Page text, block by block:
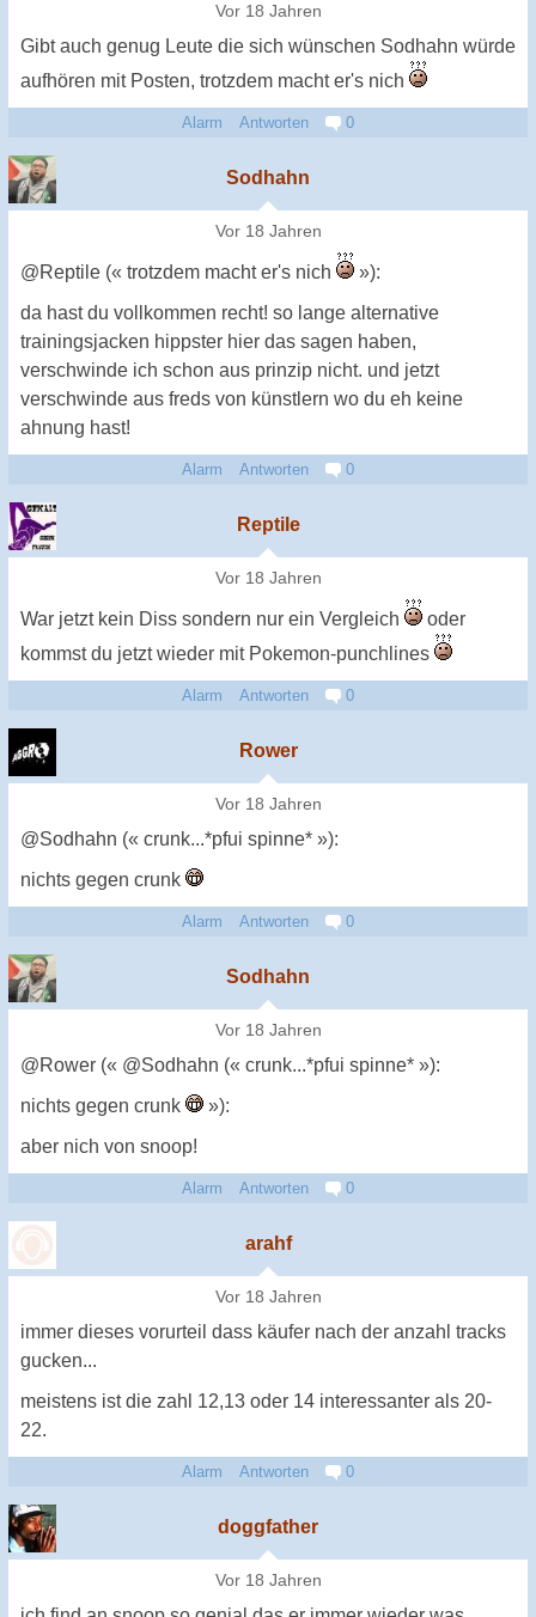
Vor 18 Jahren
Gibt auch genug Leute die sich wünschen Sodhahn würde
aufhören mit Posten, trotzdem macht er's nich
Alarm Antworten 0
Sodhahn
Vor 18 Jahren
@Reptile (« trotzdem macht er's nich
»):
da hast du vollkommen recht! so lange alternative
trainingsjacken hippster hier das sagen haben,
verschwinde ich schon aus prinzip nicht. und jetzt
verschwinde aus freds von künstlern wo du eh keine
ahnung hast!
Alarm Antworten 0
Reptile
Vor 18 Jahren
War jetzt kein Diss sondern nur ein Vergleich
oder
kommst du jetzt wieder mit Pokemon-punchlines
Alarm Antworten 0
Rower
Vor 18 Jahren
@Sodhahn (« crunk...*pfui spinne* »):
nichts gegen crunk
Alarm Antworten 0
Sodhahn
Vor 18 Jahren
@Rower (« @Sodhahn (« crunk...*pfui spinne* »):
nichts gegen crunk
»):
aber nich von snoop!
Alarm Antworten 0
arahf
Vor 18 Jahren
immer dieses vorurteil dass käufer nach der anzahl tracks
gucken...
meistens ist die zahl 12,13 oder 14 interessanter als 20-
22.
Alarm Antworten 0
doggfather
Vor 18 Jahren